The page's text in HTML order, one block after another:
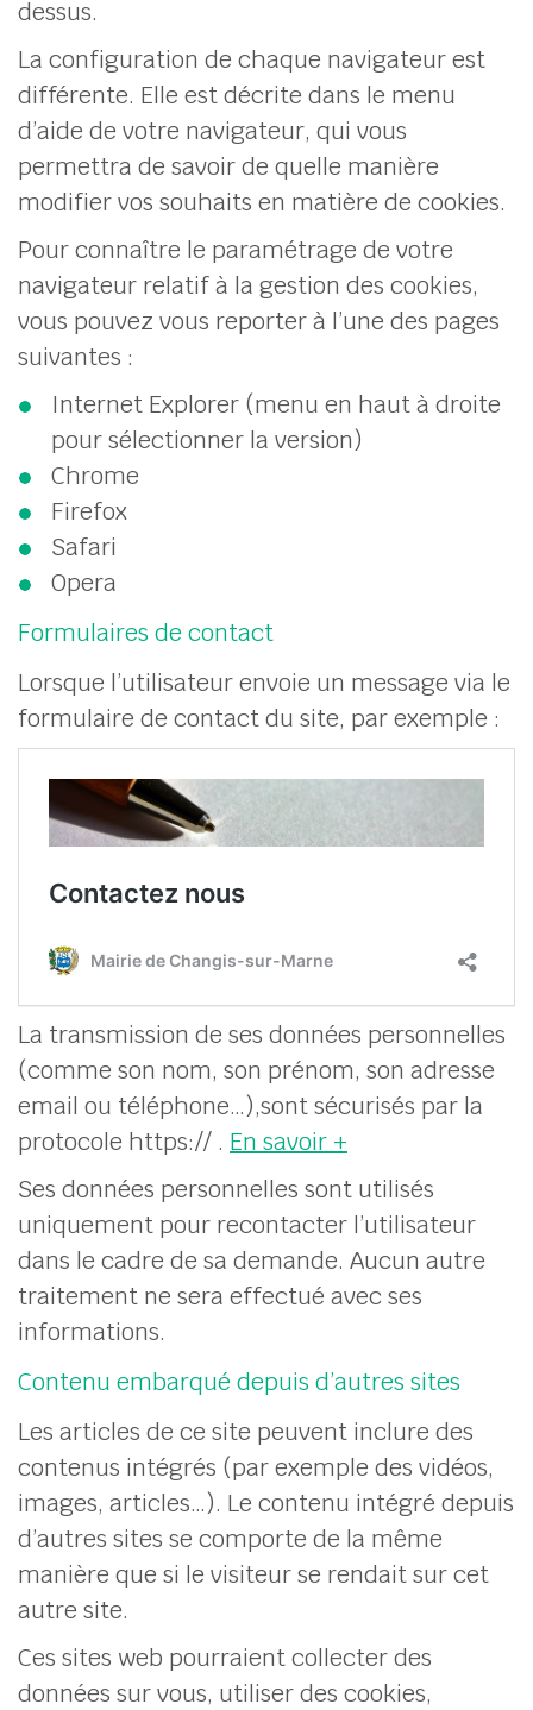
dessus.
La configuration de chaque navigateur est
différente. Elle est décrite dans le menu
d’aide de votre navigateur, qui vous
permettra de savoir de quelle manière
modifier vos souhaits en matière de cookies.
Pour connaître le paramétrage de votre
navigateur relatif à la gestion des cookies,
vous pouvez vous reporter à l’une des pages
suivantes :
Internet Explorer (menu en haut à droite
pour sélectionner la version)
Chrome
Firefox
Safari
Opera
Formulaires de contact
Lorsque l’utilisateur envoie un message via le
formulaire de contact du site, par exemple :
La transmission de ses données personnelles
(comme son nom, son prénom, son adresse
email ou téléphone…),sont sécurisés par la
protocole https:// . En savoir +
Ses données personnelles sont utilisés
uniquement pour recontacter l’utilisateur
dans le cadre de sa demande. Aucun autre
traitement ne sera effectué avec ses
informations.
Contenu embarqué depuis d’autres sites
Les articles de ce site peuvent inclure des
contenus intégrés (par exemple des vidéos,
images, articles…). Le contenu intégré depuis
d’autres sites se comporte de la même
manière que si le visiteur se rendait sur cet
autre site.
Ces sites web pourraient collecter des
données sur vous, utiliser des cookies,